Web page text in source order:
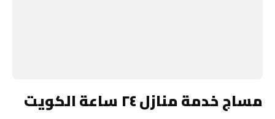
مساج خدمة منازل ٢٤ ساعة الكويت